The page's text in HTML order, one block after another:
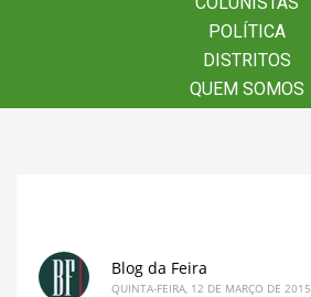
POLÍTICA
DISTRITOS
QUEM SOMOS
POLÍTICA
DISTRITOS
QUEM SOMOS
Blog da Feira
QUINTA-FEIRA, 12 DE MARÇO DE 2015